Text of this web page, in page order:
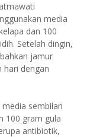
media
dan 100
Setelah dingin,
jamur
hari dengan
sembilan
100 gram gula
antibiotik,